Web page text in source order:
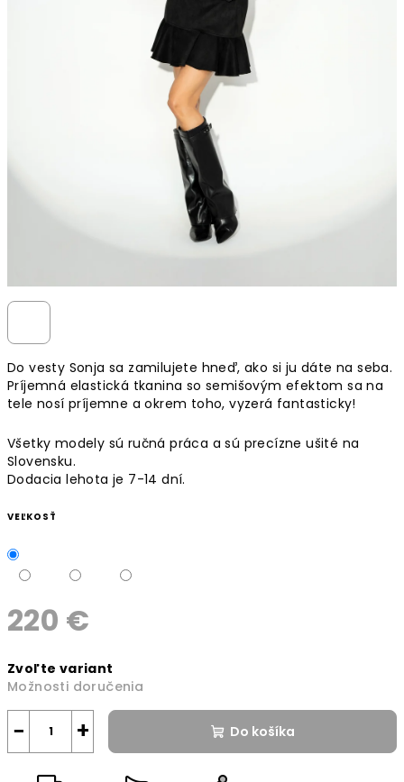
Do vesty Sonja sa zamilujete hneď, ako si ju dáte na seba.
Príjemná elastická tkanina so semišovým efektom sa na
tele nosí príjemne a okrem toho, vyzerá fantasticky!
Všetky modely sú ručná práca a sú precízne ušité na
Slovensku.
Dodacia lehota je 7-14 dní.
VEĽKOSŤ
220 €
cena:
Zvoľte variant
Možnosti doručenia
+
− Do košíka